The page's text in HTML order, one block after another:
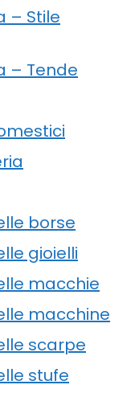
– Stile
– Tende
borse
gioielli
macchie
macchine
scarpe
stufe